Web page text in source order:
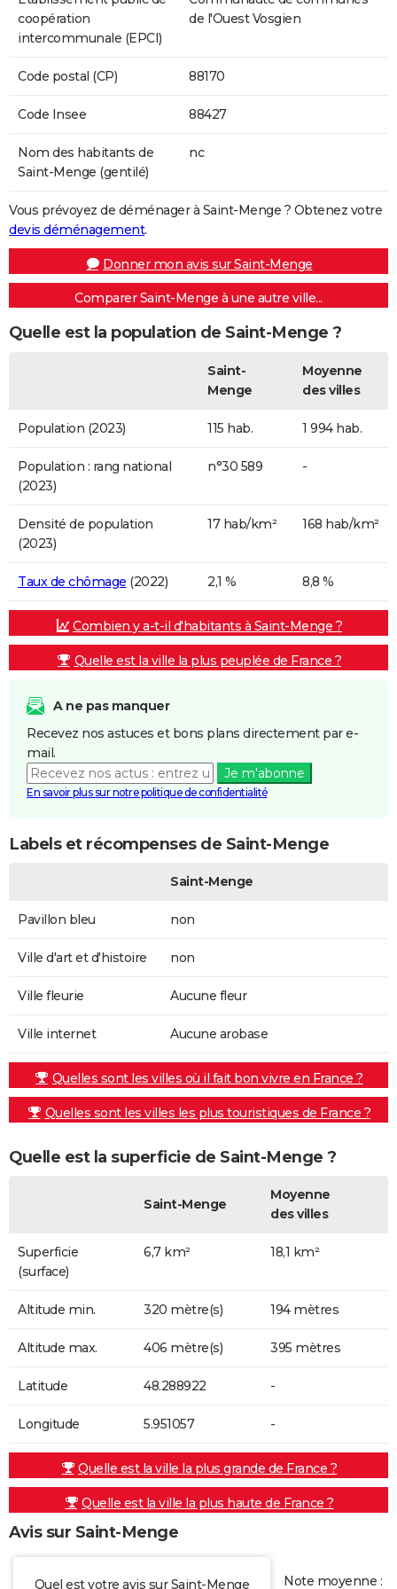
coopération
intercommunale (EPCI)
de l'Ouest Vosgien
Code postal (CP) 88170
Code Insee 88427
Nom des habitants de
Saint-Menge (gentilé)
nc
Vous prévoyez de déménager à Saint-Menge ? Obtenez votre
devis déménagement.
Donner mon avis sur Saint-Menge
Comparer Saint-Menge à une autre ville...
Quelle est la population de Saint-Menge ?
Saint-
Menge
Moyenne
des villes
Population (2023) 115 hab. 1 994 hab.
Population : rang national
(2023)
n°30 589 -
Densité de population
(2023)
17 hab/km² 168 hab/km²
Taux de chômage (2022) 2,1 % 8,8 %
Combien y a-t-il d'habitants à Saint-Menge ?
Quelle est la ville la plus peuplée de France ?
A ne pas manquer
Recevez nos astuces et bons plans directement par e-
mail.
Je m'abonne
En savoir plus sur notre politique de confidentialité
Labels et récompenses de Saint-Menge
Saint-Menge
Pavillon bleu non
Ville d'art et d'histoire non
Ville fleurie Aucune fleur
Ville internet Aucune arobase
Quelles sont les villes où il fait bon vivre en France ?
Quelles sont les villes les plus touristiques de France ?
Quelle est la superficie de Saint-Menge ?
Saint-Menge
Moyenne
des villes
Superficie
(surface)
6,7 km² 18,1 km²
Altitude min. 320 mètre(s) 194 mètres
Altitude max. 406 mètre(s) 395 mètres
Latitude 48.288922 -
Longitude 5.951057 -
Quelle est la ville la plus grande de France ?
Quelle est la ville la plus haute de France ?
Avis sur Saint-Menge
Quel est votre avis sur Saint-Menge Note moyenne :